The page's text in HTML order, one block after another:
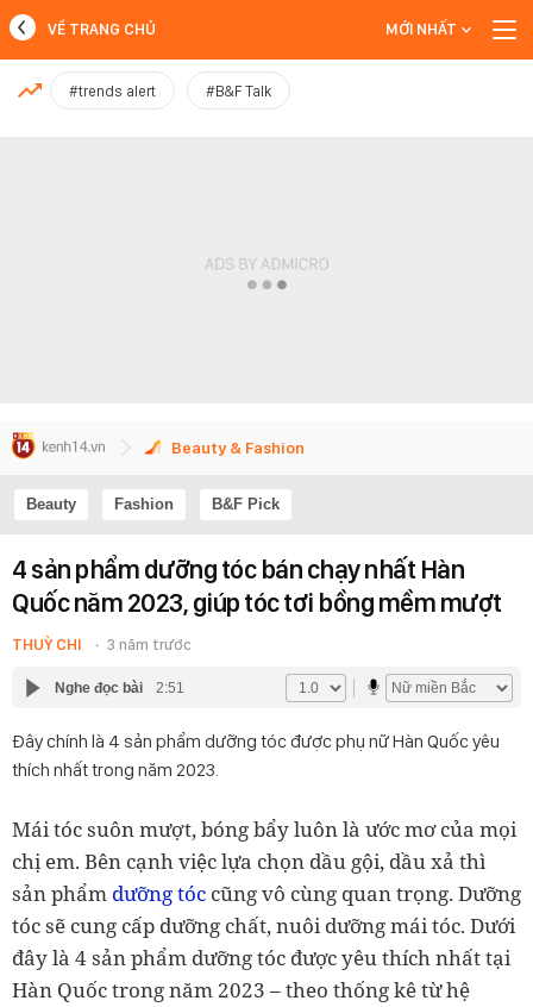
MỚI NHẤT
VỀ TRANG CHỦ MỚI NHẤT
#trends alert #B&F Talk
Beauty & Fashion
Beauty Fashion B&F Pick
4 sản phẩm dưỡng tóc bán chạy nhất Hàn
Quốc năm 2023, giúp tóc tơi bồng mềm mượt
THUỲ CHI 3 năm trước
Nghe đọc bài 2:51
Đây chính là 4 sản phẩm dưỡng tóc được phụ nữ Hàn Quốc yêu
thích nhất trong năm 2023.
Mái tóc suôn mượt, bóng bẩy luôn là ước mơ của mọi
chị em. Bên cạnh việc lựa chọn dầu gội, dầu xả thì
sản phẩm dưỡng tóc cũng vô cùng quan trọng. Dưỡng
tóc sẽ cung cấp dưỡng chất, nuôi dưỡng mái tóc. Dưới
đây là 4 sản phẩm dưỡng tóc được yêu thích nhất tại
Hàn Quốc trong năm 2023 – theo thống kê từ hệ